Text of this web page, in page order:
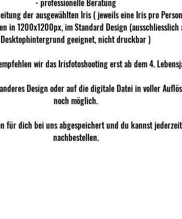
der ausgewählten Iris ( jeweils eine Iris pro
in 1200x1200px, im Standard Design (ausschliesslich
Desktophintergrund geeignet, nicht druckbar )
wir das Irisfotoshooting erst ab dem 4.
Design oder auf die digitale Datei in voller
noch möglich.
für dich bei uns abgespeichert und du kannst
nachbestellen.